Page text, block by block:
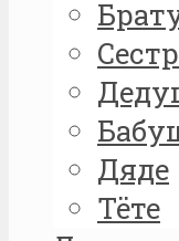
Дяде
Тёте